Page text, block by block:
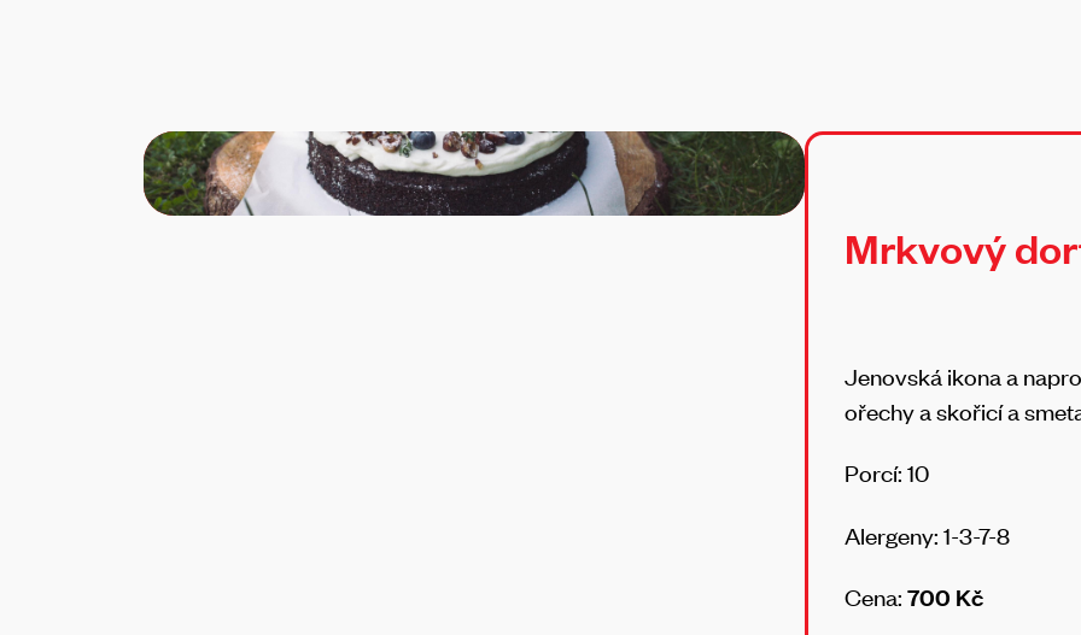
Mrkvový
Jenovská ikona a
ořechy a skořicí a
Porcí: 10
Alergeny: 1-3-7-8
Cena:700 Kč